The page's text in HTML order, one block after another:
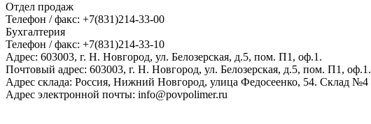
Отдел продаж
Телефон / факс: +7(831)214-33-00
Бухгалтерия
Телефон / факс: +7(831)214-33-10
Адрес: 603003, г. Н. Новгород, ул. Белозерская, д.5, пом. П1, оф.1.
Почтовый адрес: 603003, г. Н. Новгород, ул. Белозерская, д.5, пом. П1, оф.1.
Адрес склада: Россия, Нижний Новгород, улица Федосеенко, 54. Склад №4
Адрес электронной почты: info@povpolimer.ru